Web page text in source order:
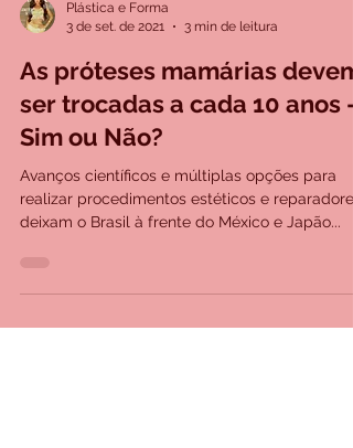
3 de set. de 2021
3 min de leitura
As próteses mamárias devem
ser trocadas a cada 10 anos -
Sim ou Não?
Avanços científicos e múltiplas opções para
realizar procedimentos estéticos e reparadores